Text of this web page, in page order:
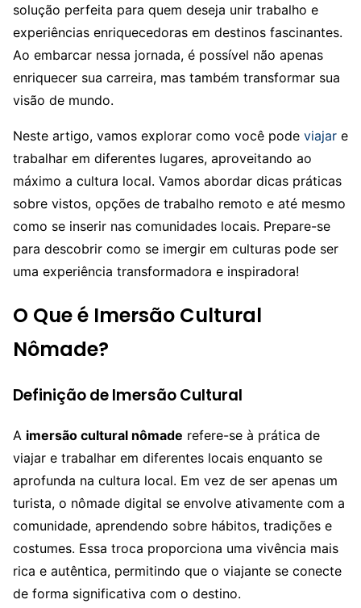
solução perfeita para quem deseja unir trabalho e
experiências enriquecedoras em destinos fascinantes.
Ao embarcar nessa jornada, é possível não apenas
enriquecer sua carreira, mas também transformar sua
visão de mundo.
Neste artigo, vamos explorar como você pode viajar e
trabalhar em diferentes lugares, aproveitando ao
máximo a cultura local. Vamos abordar dicas práticas
sobre vistos, opções de trabalho remoto e até mesmo
como se inserir nas comunidades locais. Prepare-se
para descobrir como se imergir em culturas pode ser
uma experiência transformadora e inspiradora!
O Que é Imersão Cultural
Nômade?
Definição de Imersão Cultural
A imersão cultural nômade refere-se à prática de
viajar e trabalhar em diferentes locais enquanto se
aprofunda na cultura local. Em vez de ser apenas um
turista, o nômade digital se envolve ativamente com a
comunidade, aprendendo sobre hábitos, tradições e
costumes. Essa troca proporciona uma vivência mais
rica e autêntica, permitindo que o viajante se conecte
de forma significativa com o destino.